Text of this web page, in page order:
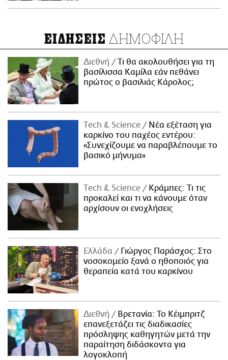
ΕΙΔΗΣΕΙΣ ΔΗΜΟΦΙΛΗ
Διεθνή
Τι θα ακολουθήσει για τη
βασίλισσα Καμίλα εάν πεθάνει
πρώτος ο βασιλιάς Κάρολος;
Τech & Science
Νέα εξέταση για
καρκίνο του παχέος εντέρου:
«Συνεχίζουμε να παραβλέπουμε το
βασικό μήνυμα»
Τech & Science
Κράμπες: Τι τις
προκαλεί και τι να κάνουμε όταν
αρχίσουν οι ενοχλήσεις
Ελλάδα
Γιώργος Παράσχος: Στο
νοσοκομείο ξανά ο ηθοποιός για
θεραπεία κατά του καρκίνου
Διεθνή
Βρετανία: Το Κέιμπριτζ
επανεξετάζει τις διαδικασίες
πρόσληψης καθηγητών μετά την
παραίτηση διδάσκοντα για
λογοκλοπή